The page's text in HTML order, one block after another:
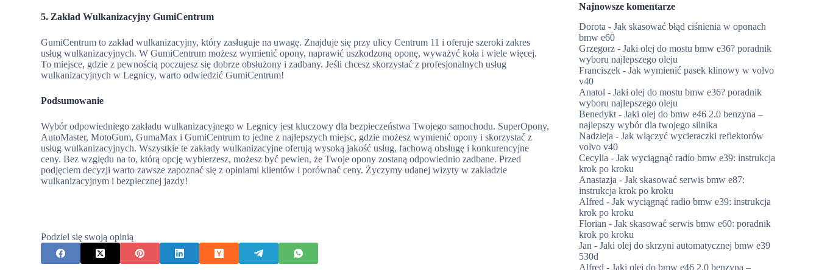
5. Zakład Wulkanizacyjny GumiCentrum
GumiCentrum to zakład wulkanizacyjny, który zasługuje na uwagę. Znajduje się przy ulicy Centrum 11 i oferuje szeroki zakres
usług wulkanizacyjnych. W GumiCentrum możesz wymienić opony, naprawić uszkodzoną oponę, wyważyć koła i wiele więcej.
To miejsce, gdzie z pewnością poczujesz się dobrze obsłużony i zadbany. Jeśli chcesz skorzystać z profesjonalnych usług
wulkanizacyjnych w Legnicy, warto odwiedzić GumiCentrum!
Podsumowanie
Wybór odpowiedniego zakładu wulkanizacyjnego w Legnicy jest kluczowy dla bezpieczeństwa Twojego samochodu. SuperOpony,
AutoMaster, MotoGum, GumaMax i GumiCentrum to jedne z najlepszych miejsc, gdzie możesz wymienić opony i skorzystać z
usług wulkanizacyjnych. Wszystkie te zakłady wulkanizacyjne oferują wysoką jakość usług, fachową obsługę i konkurencyjne
ceny. Bez względu na to, którą opcję wybierzesz, możesz być pewien, że Twoje opony zostaną odpowiednio zadbane. Przed
podjęciem decyzji warto zawsze zapoznać się z opiniami klientów i porównać ceny. Życzymy udanej wizyty w zakładzie
wulkanizacyjnym i bezpiecznej jazdy!
Podziel się swoją opinią
Najnowsze komentarze
Dorota -Jak skasować błąd ciśnienia w oponach
bmw e60
Grzegorz -Jaki olej do mostu bmw e36? poradnik
wyboru najlepszego oleju
Franciszek -Jak wymienić pasek klinowy w volvo
v40
Anatol -Jaki olej do mostu bmw e36? poradnik
wyboru najlepszego oleju
Benedykt -Jaki olej do bmw e46 2.0 benzyna –
najlepszy wybór dla twojego silnika
Nadzieja -Jak włączyć wycieraczki reflektorów
volvo v40
Cecylia -Jak wyciągnąć radio bmw e39: instrukcja
krok po kroku
Anastazja -Jak skasować serwis bmw e87:
instrukcja krok po kroku
Alfred -Jak wyciągnąć radio bmw e39: instrukcja
krok po kroku
Florian -Jak skasować serwis bmw e60: poradnik
krok po kroku
Jan -Jaki olej do skrzyni automatycznej bmw e39
530d
Alfred -Jaki olej do bmw e46 2.0 benzyna –